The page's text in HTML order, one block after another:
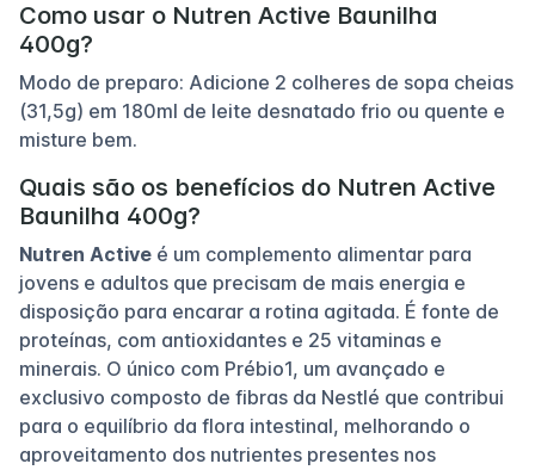
Como usar o Nutren Active Baunilha
400g?
Modo de preparo: Adicione 2 colheres de sopa cheias
(31,5g) em 180ml de leite desnatado frio ou quente e
misture bem.
Quais são os benefícios do Nutren Active
Baunilha 400g?
Nutren Active é um complemento alimentar para
jovens e adultos que precisam de mais energia e
disposição para encarar a rotina agitada. É fonte de
proteínas, com antioxidantes e 25 vitaminas e
minerais. O único com Prébio1, um avançado e
exclusivo composto de fibras da Nestlé que contribui
para o equilíbrio da flora intestinal, melhorando o
aproveitamento dos nutrientes presentes nos